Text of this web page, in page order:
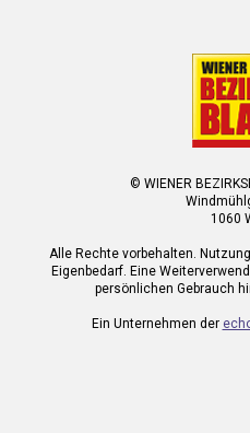
© WIENER
1060
Alle Rechte vorbehalten.
Eigenbedarf. Eine
persönlichen Gebrauch
Ein Unternehmen der